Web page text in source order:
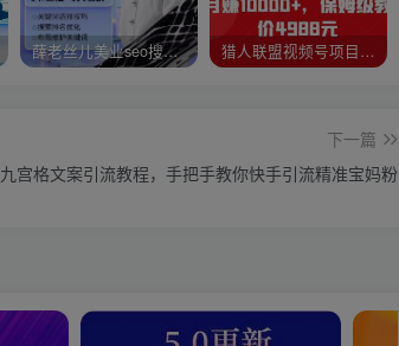
薛老丝儿美业seo搜索流量落地课，一周暴涨20w粉丝，全干货讲解 猎人联盟视频号项目，新手0基础轻松月赚10000+，保姆级教程原价4988元
下一篇
九宫格文案引流教程，手把手教你快手引流精准宝妈粉